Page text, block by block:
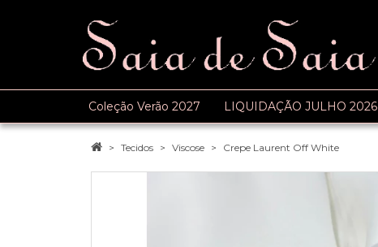
Coleção Verão 2027 LIQUIDAÇÃO JULHO 2026
Tecidos Viscose Crepe Laurent Off White